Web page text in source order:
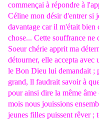
commençai à répondre à
Céline mon désir d'entrer si
davantage car il m'était
chose... Cette souffrance ne
Soeur chérie apprit ma
détourner, elle accepta
le Bon Dieu lui demandait ;
grand, ll faudrait savoir à
pour ainsi dire la même
mois nous jouissions
jeunes filles puissent rêver ;